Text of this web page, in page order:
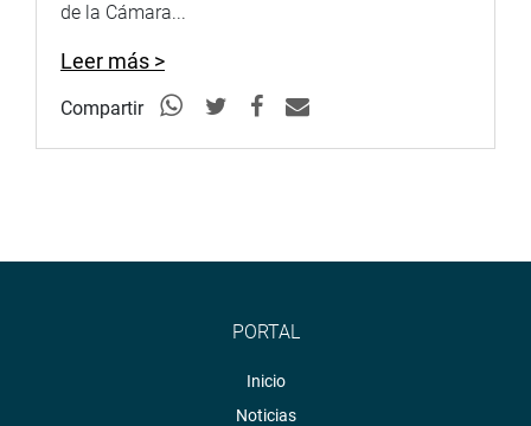
de la Cámara...
Leer más >
Compartir
PORTAL
Inicio
Noticias